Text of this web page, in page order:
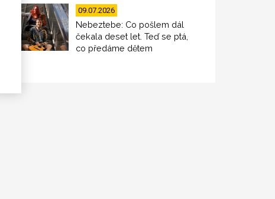
09.07.2026
Nebeztebe: Co pošlem dál
čekala deset let. Teď se ptá,
co předáme dětem